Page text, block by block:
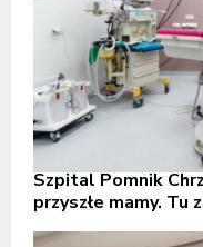
Szpital Pomnik
przyszłe mamy. Tu